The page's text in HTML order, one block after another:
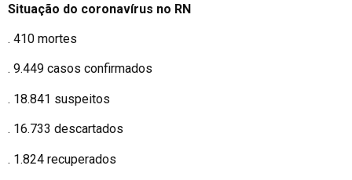
Situação do coronavírus no RN
. 410 mortes
. 9.449 casos confirmados
. 18.841 suspeitos
. 16.733 descartados
. 1.824 recuperados